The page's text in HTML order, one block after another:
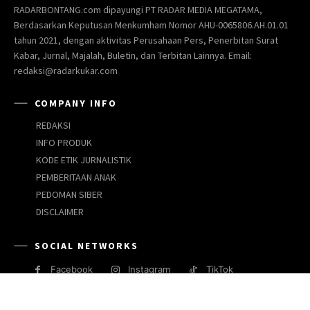
RADARBONTANG.com dipayungi PT RADAR MEDIA MEGATAMA,
Berdasarkan Keputusan Menkumham Nomor AHU-0065806.AH.01.01
tahun 2021, dengan aktivitas Perusahaan Pers, Penerbitan Surat
Kabar, Jurnal, Majalah, Buletin, dan Terbitan Lainnya. Email:
redaksi@radarkukar.com
COMPANY INFO
REDAKSI
INFO PRODUK
KODE ETIK JURNALISTIK
PEMBERITAAN ANAK
PEDOMAN SIBER
DISCLAIMER
SOCIAL NETWORKS
Facebook Instagram TikTok